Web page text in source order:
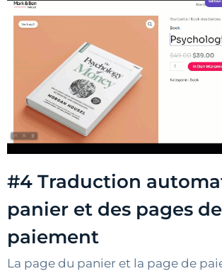
#4 Traduction
panier et des pages de
paiement
La page du panier et la page de